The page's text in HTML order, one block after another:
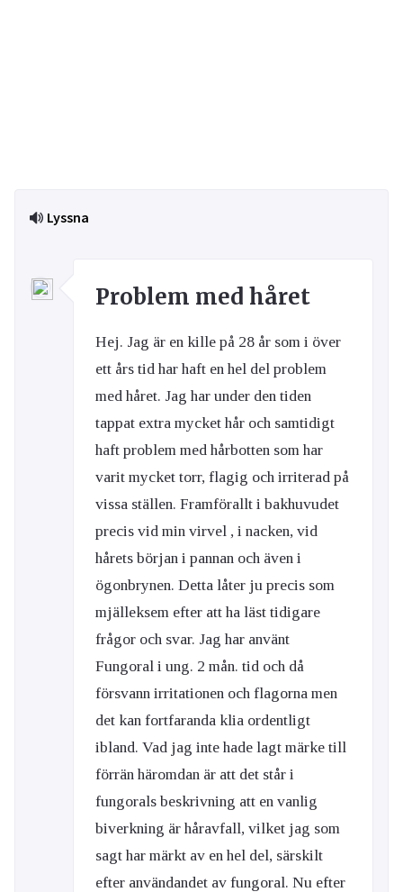
Lyssna
Problem med håret
Hej. Jag är en kille på 28 år som i över
ett års tid har haft en hel del problem
med håret. Jag har under den tiden
tappat extra mycket hår och samtidigt
haft problem med hårbotten som har
varit mycket torr, flagig och irriterad på
vissa ställen. Framförallt i bakhuvudet
precis vid min virvel , i nacken, vid
hårets början i pannan och även i
ögonbrynen. Detta låter ju precis som
mjälleksem efter att ha läst tidigare
frågor och svar. Jag har använt
Fungoral i ung. 2 mån. tid och då
försvann irritationen och flagorna men
det kan fortfaranda klia ordentligt
ibland. Vad jag inte hade lagt märke till
förrän häromdan är att det står i
fungorals beskrivning att en vanlig
biverkning är håravfall, vilket jag som
sagt har märkt av en hel del, särskilt
efter användandet av fungoral. Nu efter